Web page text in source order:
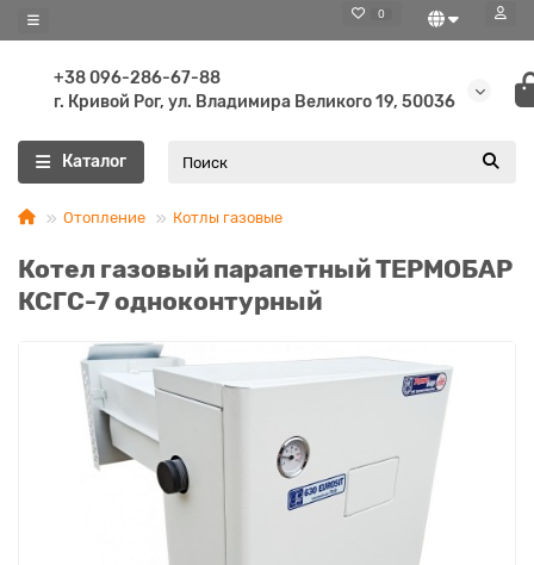
0
+38 096-286-67-88
г. Кривой Рог, ул. Владимира Великого 19, 50036
Каталог
Отопление Котлы газовые
Котел газовый парапетный ТЕРМОБАР
КСГС-7 одноконтурный